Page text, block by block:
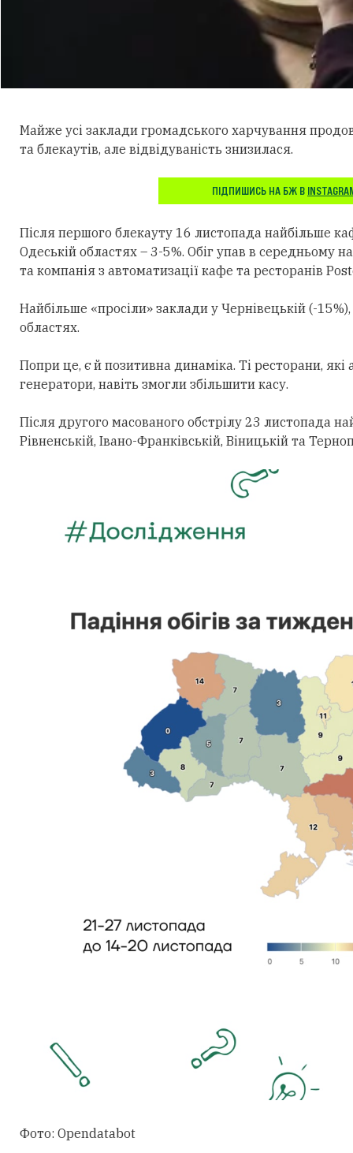
Майже усі заклади громадського харчування
та блекаутів, але відвідуваність знизилася.
ПІДПИШИСЬ НА БЖ В
Після першого блекауту 16 листопада найбільше
Одеській областях – 3-5%. Обіг упав в середньому
та компанія з автоматизації кафе та ресторанів
Найбільше «просіли» заклади у Чернівецькій (-
областях.
Попри це, є й позитивна динаміка. Ті ресторани,
генератори, навіть змогли збільшити касу.
Після другого масованого обстрілу 23 листопада
Рівненській, Івано-Франківській, Віницькій та
Фото: Opendatabot